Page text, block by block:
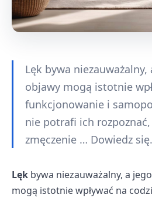
Lęk bywa
objawy mogą istotnie
funkcjonowanie i
nie potrafi ich
zmęczenie … Dowiedz
Lęk bywa niezauważalny, a
mogą istotnie wpływać na